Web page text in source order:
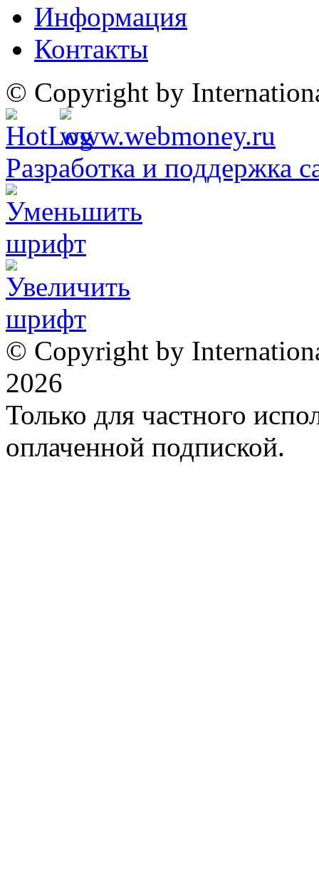
Информация
Контакты
© Copyright by
Разработка и поддержка
© Copyright by
2026
Только для частного
оплаченной подпиской.